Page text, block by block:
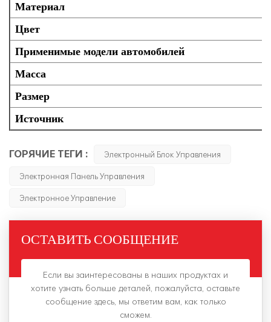
Материал
Цвет
Применимые модели автомобилей
Масса
Размер
Источник
ГОРЯЧИЕ ТЕГИ :
Электронный Блок Управления
Электронная Панель Управления
Электронное Управление
ОСТАВИТЬ СООБЩЕНИЕ
Если вы заинтересованы в наших продуктах и
хотите узнать больше деталей, пожалуйста, оставьте
сообщение здесь, мы ответим вам, как только
сможем.